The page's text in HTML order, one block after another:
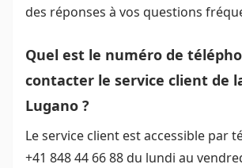
des réponses à vos questions
Quel est le numéro de
contacter le service client de
Lugano ?
Le service client est accessible par
+41 848 44 66 88 du lundi au